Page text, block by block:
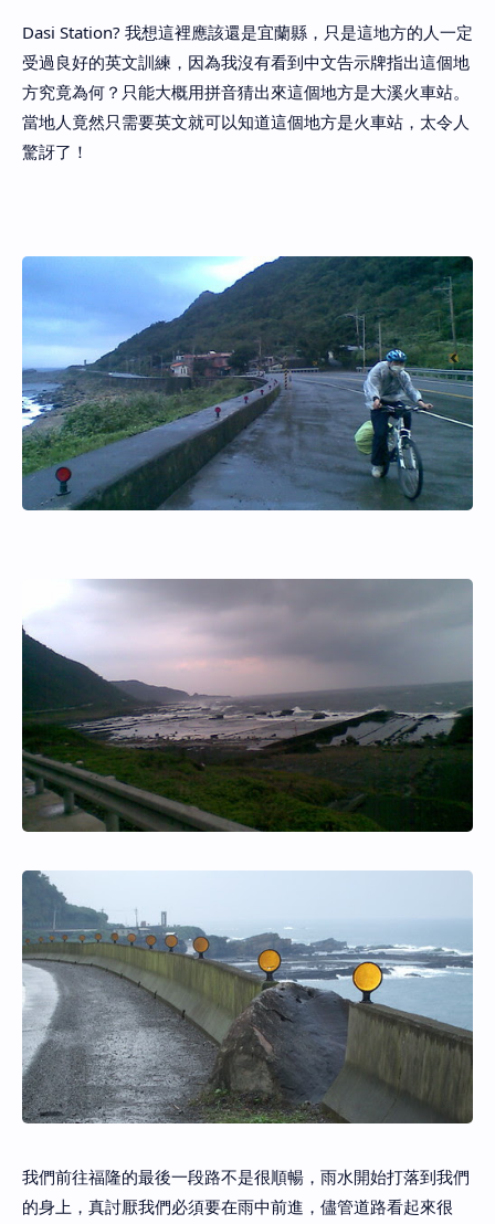
Dasi Station? 我想這裡應該還是宜蘭縣，只是這地方的人一定
受過良好的英文訓練，因為我沒有看到中文告示牌指出這個地
方究竟為何？只能大概用拼音猜出來這個地方是大溪火車站。
當地人竟然只需要英文就可以知道這個地方是火車站，太令人
驚訝了！
我們前往福隆的最後一段路不是很順暢，雨水開始打落到我們
的身上，真討厭我們必須要在雨中前進，儘管道路看起來很